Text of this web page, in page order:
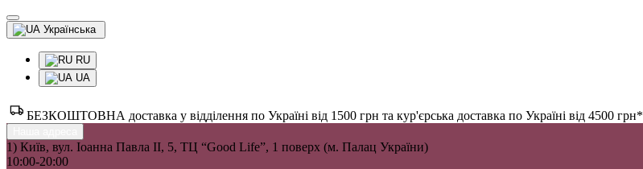
Українська
RU
UA
БЕЗКОШТОВНА доставка у відділення по Україні від 1500 грн та кур'єрська доставка по Україні від 4500 грн*
1) Київ, вул. Іоанна Павла II, 5, ТЦ “Good Life”, 1 поверх (м. Палац України)
10:00-20:00